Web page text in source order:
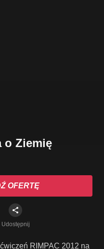
OFERTĘ
Udostępnij
RIMPAC 2012 na